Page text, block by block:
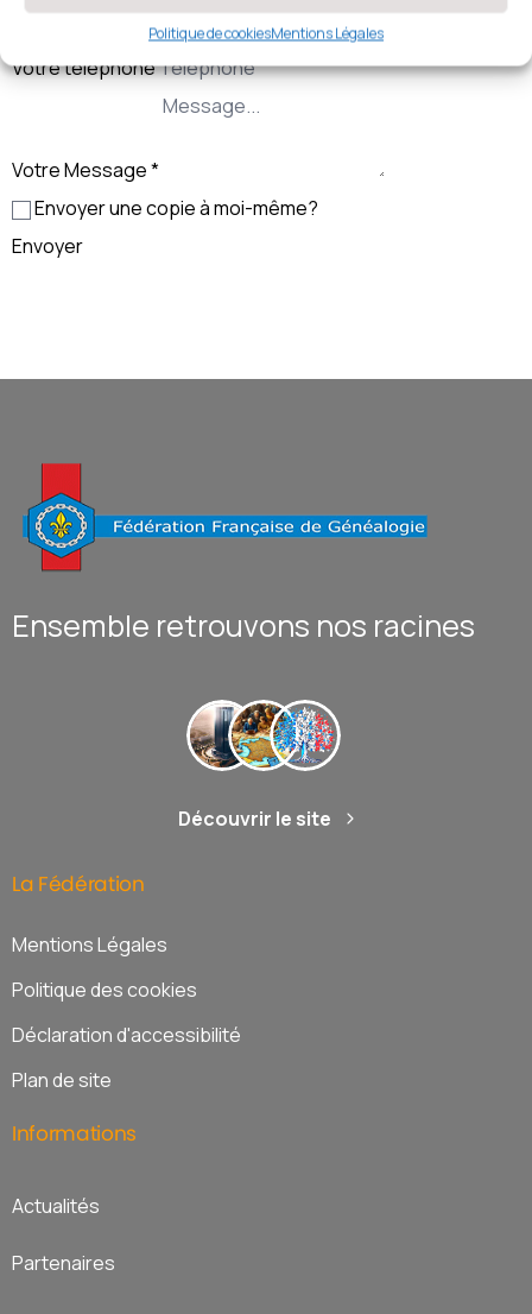
Politique de cookiesMentions Légales
Votre téléphone
Votre Message*
Envoyer une copie à moi-même?
Envoyer
Ensemble retrouvons nos racines
Découvrir le site
La Fédération
Mentions Légales
Politique des cookies
Déclaration d'accessibilité
Plan de site
Informations
Actualités
Partenaires